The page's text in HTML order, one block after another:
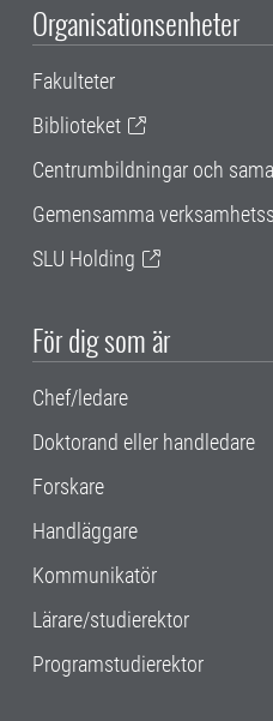
Organisationsenheter
Fakulteter
Biblioteket
Centrumbildningar och
Gemensamma
SLU Holding
För dig som är
Chef/ledare
Doktorand eller handledare
Forskare
Handläggare
Kommunikatör
Lärare/studierektor
Programstudierektor